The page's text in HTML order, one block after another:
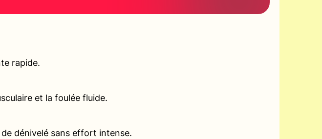
rapide.
et la foulée fluide.
dénivelé sans effort intense.